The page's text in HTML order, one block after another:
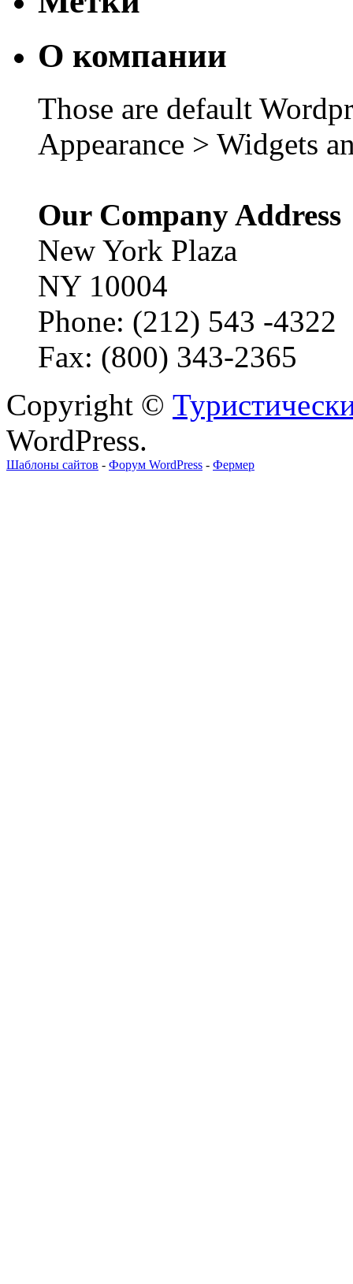
О компании
Those are default
Appearance > Widgets
Our Company Address
New York Plaza
NY 10004
Phone: (212) 543 -4322
Fax: (800) 343-2365
Copyright ©
WordPress.
Шаблоны сайтов - Форум WordPress - Фермер